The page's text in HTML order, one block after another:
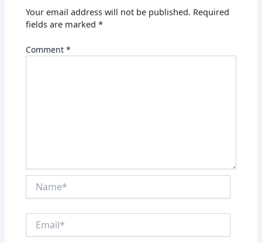
Your email address will not be published. Required
fields are marked*
Comment*